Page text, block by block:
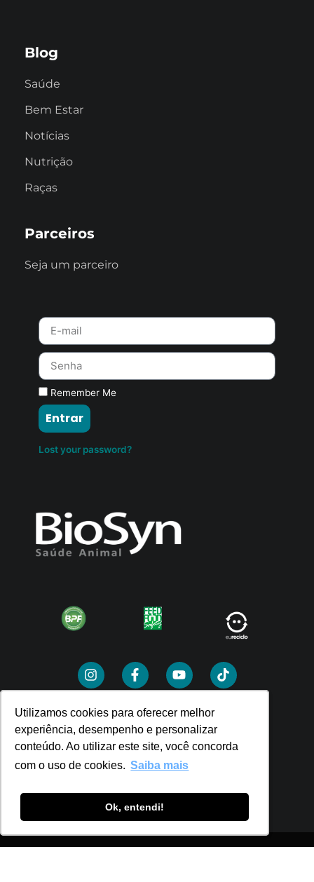
Utilizamos cookies para oferecer melhor
experiência, desempenho e personalizar
conteúdo. Ao utilizar este site, você concorda
com o uso de cookies. Saiba mais
Ok, entendi!
Utilizamos cookies para oferecer melhor
experiência, desempenho e personalizar
conteúdo. Ao utilizar este site, você concorda
com o uso de cookies. Saiba mais
Ok, entendi!
Blog
Saúde
Bem Estar
Notícias
Nutrição
Raças
Parceiros
Seja um parceiro
Remember Me
Entrar
Lost your password?
SEJA UM PDV